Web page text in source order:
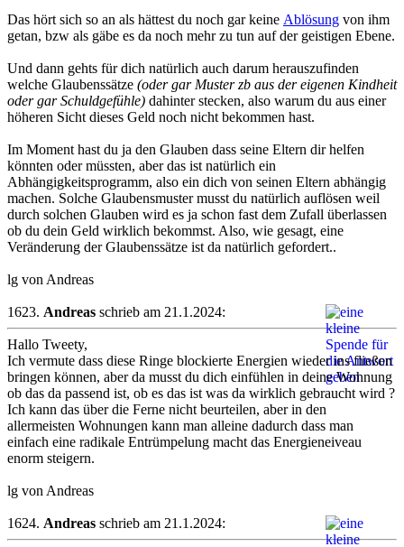
Das hört sich so an als hättest du noch gar keine Ablösung von ihm
getan, bzw als gäbe es da noch mehr zu tun auf der geistigen Ebene.
Und dann gehts für dich natürlich auch darum herauszufinden
welche Glaubenssätze (oder gar Muster zb aus der eigenen Kindheit
oder gar Schuldgefühle) dahinter stecken, also warum du aus einer
höheren Sicht dieses Geld noch nicht bekommen hast.
Im Moment hast du ja den Glauben dass seine Eltern dir helfen
könnten oder müssten, aber das ist natürlich ein
Abhängigkeitsprogramm, also ein dich von seinen Eltern abhängig
machen. Solche Glaubensmuster musst du natürlich auflösen weil
durch solchen Glauben wird es ja schon fast dem Zufall überlassen
ob du dein Geld wirklich bekommst. Also, wie gesagt, eine
Veränderung der Glaubenssätze ist da natürlich gefordert..
lg von Andreas
1623. Andreas schrieb am 21.1.2024:
Hallo Tweety,
Ich vermute dass diese Ringe blockierte Energien wieder ins fließen
bringen können, aber da musst du dich einfühlen in deine Wohnung
ob das da passend ist, ob es das ist was da wirklich gebraucht wird ?
Ich kann das über die Ferne nicht beurteilen, aber in den
allermeisten Wohnungen kann man alleine dadurch dass man
einfach eine radikale Entrümpelung macht das Energieneiveau
enorm steigern.
lg von Andreas
1624. Andreas schrieb am 21.1.2024: